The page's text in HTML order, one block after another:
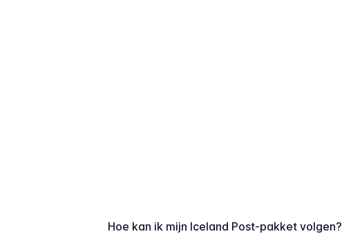
Hoe kan ik mijn Iceland Post-pakket volgen?